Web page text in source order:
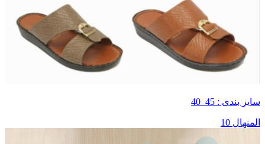
سایز بندی : 45_40
المنهال 10